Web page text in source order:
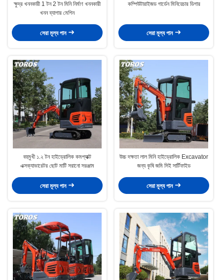
ক্ষুদ্র খননকারী 1 টন 2 টন মিনি নির্মাণ খননকারী
খনন ব্যাগার মেশিন
সেরা মূল্য পান
কম্পিউটারাইজড গার্ডেন মিনিয়েচার ডিগার
সেরা মূল্য পান
বহুমুখী ১.২ টন হাইড্রোলিক কমপ্যাক্ট
এক্সক্যাভারেটর ছোট মাটি সরানো সরঞ্জাম
সেরা মূল্য পান
উচ্চ দক্ষতা লাল মিনি হাইড্রোলিক Excavator
জন্য কৃষি জমি সিই সার্টিফাইড
সেরা মূল্য পান